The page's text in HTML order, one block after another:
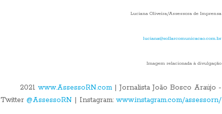
Luciana Oliveira/Assessora de Imprensa
luciana@sollarcomunicacao.com.br
Imagem relacionada à divulgação
2021 www.AssessoRN.com | Jornalista João Bosco Araújo -
Twitter @AssessoRN | Instagram: www.instagram.com/assessorn/